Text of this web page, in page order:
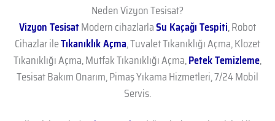
Neden Vizyon Tesisat?
Vizyon TesisatModern cihazlarlaSu Kaçağı Tespiti, Robot
Cihazlar ileTıkanıklık Açma, Tuvalet Tıkanıklığı Açma, Klozet
Tıkanıklığı Açma, Mutfak Tıkanıklığı Açma,Petek Temizleme,
Tesisat Bakım Onarım, Pimaş Yıkama Hizmetleri, 7/24 Mobil
Servis.